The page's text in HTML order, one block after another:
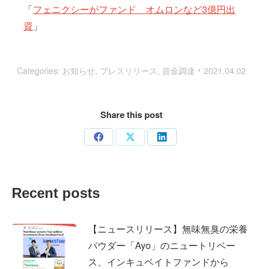
「フェニクシーがファンド オムロンなど3億円出
資 」
Categories: お知らせ, プレスリリース , 資金調達 2021.04.02
Share this post
Share Share Share
Recent posts
【ニュースリリース】無味無臭の栄養
パウダー「Ayo」のニュートリベー
ス、インキュベイトファンドから